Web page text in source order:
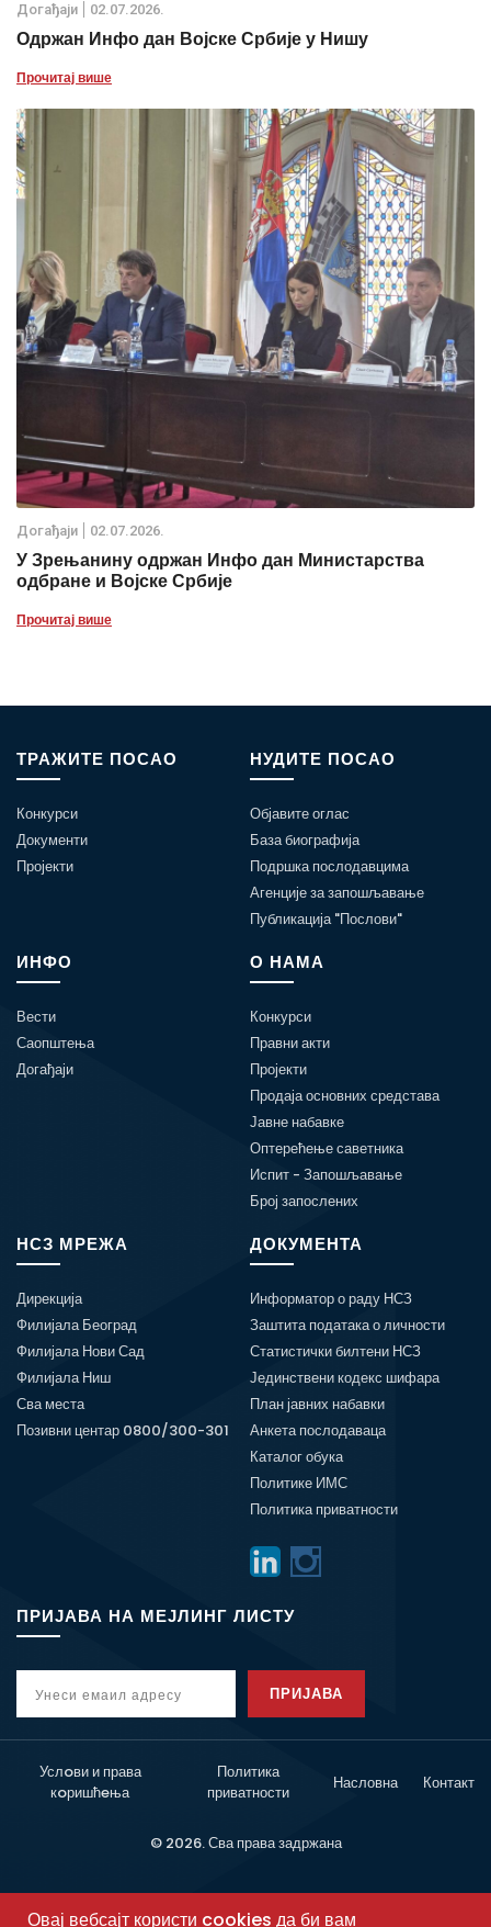
Дoгађаjи 02.07.2026.
Одржан Инфо дан Војске Србије у Нишу
Прочитај више
Дoгађаjи 02.07.2026.
У Зрењанину одржан Инфо дан Министарства
одбране и Војске Србије
Прочитај више
ТРАЖИТЕ ПОСАО
Конкурси
Документи
Пројекти
НУДИТЕ ПОСАО
Објавите оглас
База биографија
Подршка послодавцима
Агенције за запошљавање
Публикација "Послови"
ИНФО
Вести
Саопштења
Догађаји
О НАМА
Конкурси
Правни акти
Пројекти
Продаја основних средстава
Јавне набавке
Оптерећење саветника
Испит - Запошљавање
Број запослених
НСЗ МРЕЖА
Дирекција
Филијала Београд
Филијала Нови Сад
Филијала Ниш
Сва места
Позивни центар 0800/300-301
ДОКУМЕНТА
Информатор о раду НСЗ
Заштита података о личности
Статистички билтени НСЗ
Јединствени кодекс шифара
План јавних набавки
Анкета послодаваца
Каталог обука
Политике ИМС
Политика приватности
ПРИЈАВА НА МЕЈЛИНГ ЛИСТУ
ПРИЈАВА
Услoви и права
кoришћeња
Политика
приватности
Насловна Контакт
© 2026. Сва права задржана
Овај вебсајт користи cookies да би вам